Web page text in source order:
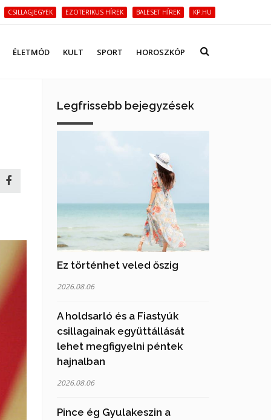
CSILLAGJEGYEK EZOTERIKUS HÍREK BALESET HÍREK KP.HU
ÉLETMÓD KULT SPORT HOROSZKÓP
Legfrissebb bejegyzések
Ez történhet veled őszig
2026.08.06
A holdsarló és a Fiastyúk
csillagainak együttállását
lehet megfigyelni péntek
hajnalban
2026.08.06
Pince ég Gyulakeszin a